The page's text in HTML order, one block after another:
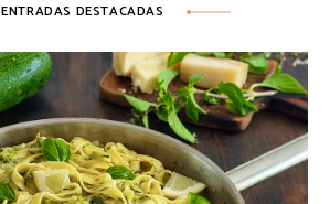
ENTRADAS DESTACADAS